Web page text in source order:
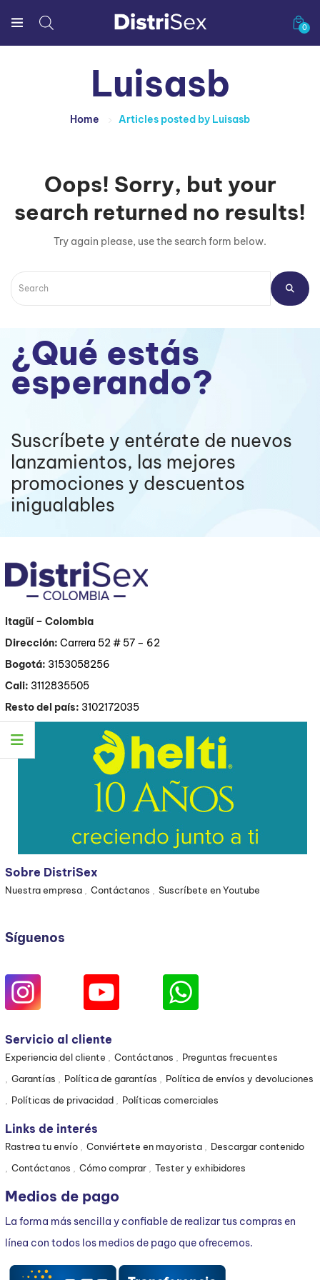
0
Luisasb
Home Articles posted by Luisasb
Oops! Sorry, but your
search returned no results!
Try again please, use the search form below.
¿Qué estás
esperando?
Suscríbete y entérate de nuevos
lanzamientos, las mejores
promociones y descuentos
inigualables
Itagüí– Colombia
Dirección: Carrera 52 # 57 – 62
Bogotá: 3153058256
Cali: 3112835505
Resto del país: 3102172035
Sobre DistriSex
Nuestra empresa Contáctanos Suscríbete en Youtube
Síguenos
Servicio al cliente
Experiencia del cliente Contáctanos
Preguntas frecuentes
Garantías
Política de garantías
Política de envíos y devoluciones
Políticas de privacidad
Políticas comerciales
Links de interés
Rastrea tu envío Conviértete en mayorista
Descargar contenido
Contáctanos
Cómo comprar Tester y exhibidores
Medios de pago
La forma más sencilla y confiable de realizar tus compras en
línea con todos los medios de pago que ofrecemos.